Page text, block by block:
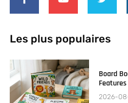
Les plus populaires
Board
2026-